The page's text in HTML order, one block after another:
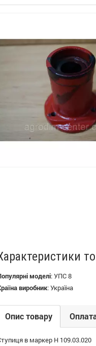
моделі:УПС 8
виробник:Україна
Опис товару
в маркер Н 109.03.020